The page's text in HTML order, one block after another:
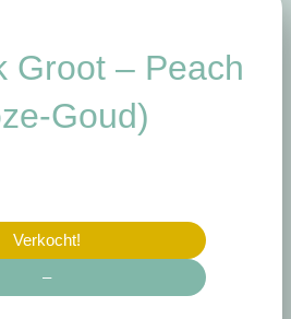
Groot – Peach
Goud)
Verkocht!
–